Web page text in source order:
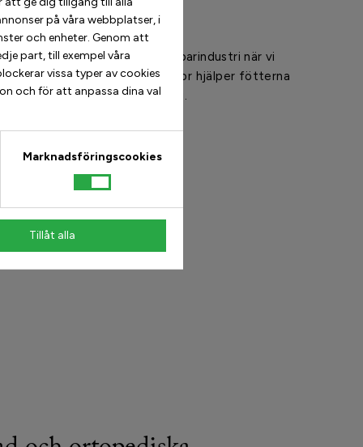
på våra webbplatser, i
och enheter. Genom att
part, till exempel våra
vissa typer av cookies
och för att anpassa dina val
Marknadsföringscookies
Tillåt alla
från både rymd- och löparindustri när vi
lågskor. Patenterade innesulor hjälper fötterna
bättre och återhämta sig.